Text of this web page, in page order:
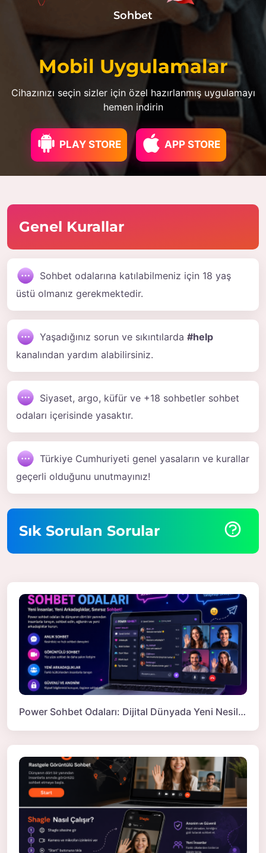
Sohbet
Mobil Uygulamalar
Cihazınızı seçin sizler için özel hazırlanmış uygulamayı
hemen indirin
PLAY STORE APP STORE
Genel Kurallar
Sohbet odalarına katılabilmeniz için 18 yaş
üstü olmanız gerekmektedir.
Yaşadığınız sorun ve sıkıntılarda #help
kanalından yardım alabilirsiniz.
Siyaset, argo, küfür ve +18 sohbetler sohbet
odaları içerisinde yasaktır.
Türkiye Cumhuriyeti genel yasaların ve kurallar
geçerli olduğunu unutmayınız!
Sık Sorulan Sorular
Power Sohbet Odaları: Dijital Dünyada Yeni Nesil İletişimin Merkezi